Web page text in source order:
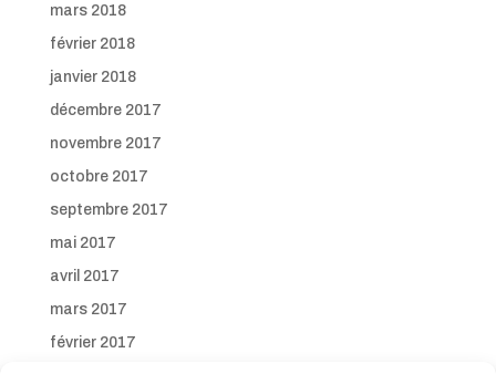
mars 2018
février 2018
janvier 2018
décembre 2017
novembre 2017
octobre 2017
septembre 2017
mai 2017
avril 2017
mars 2017
février 2017